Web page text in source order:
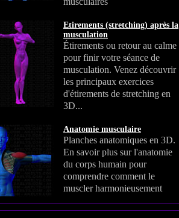
Etirements (stretching) après la
musculation
Étirements ou retour au calme
pour finir votre séance de
musculation. Venez découvrir
les principaux exercices
d'étirements de stretching en
3D...
Anatomie musculaire
Planches anatomiques en 3D.
En savoir plus sur l'anatomie
du corps humain pour
comprendre comment le
muscler harmonieusement